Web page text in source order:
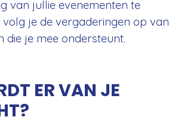
van jullie evenementen te
volg je de vergaderingen op van
die je mee ondersteunt.
ER VAN JE